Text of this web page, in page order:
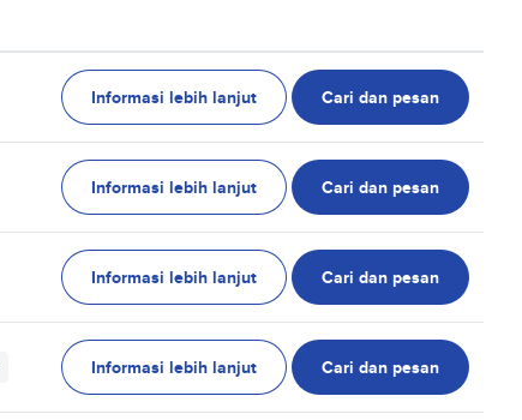
Informasi lebih lanjut Cari dan pesan
Informasi lebih lanjut Cari dan pesan
Informasi lebih lanjut Cari dan pesan
Informasi lebih lanjut Cari dan pesan